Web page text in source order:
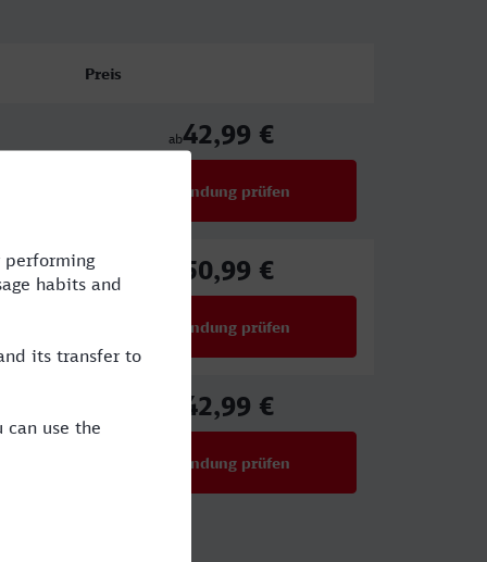
Preis
ab42,99 €
Verbindung prüfen
50,99 €
Verbindung prüfen
42,99 €
Verbindung prüfen